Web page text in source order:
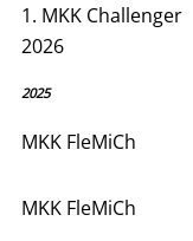
1. MKK Challenger
2026
2025
MKK FleMiCh
MKK FleMiCh